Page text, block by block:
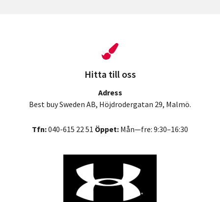
Hitta till oss
Adress
Best buy Sweden AB, Höjdrodergatan 29, Malmö.
Tfn:040-615 22 51 Öppet: Mån—fre: 9:30–16:30